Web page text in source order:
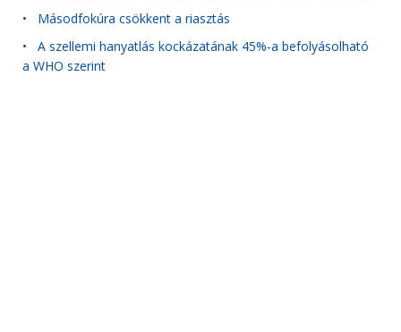
• Másodfokúra csökkent a riasztás
• A szellemi hanyatlás kockázatának 45%-a befolyásolható
a WHO szerint